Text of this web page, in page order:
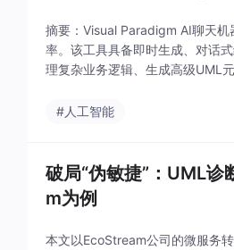
摘要：Visual Paradigm AI聊天
率。该工具具备即时生成、对话
理复杂业务逻辑、生成高级UML
#人工智能
破局“伪敏捷”：UML
m为例
本文以EcoStream公司的微服务